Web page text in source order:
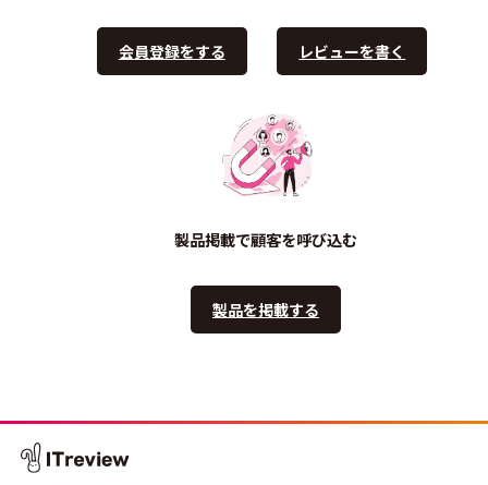
会員登録をする レビューを書く
製品掲載で顧客を呼び込む
製品を掲載する